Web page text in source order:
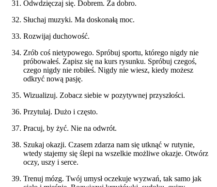
Odwdzięczaj się. Dobrem. Za dobro.
Słuchaj muzyki. Ma doskonałą moc.
Rozwijaj duchowość.
Zrób coś nietypowego. Spróbuj sportu, którego nigdy nie
próbowałeś. Zapisz się na kurs rysunku. Spróbuj czegoś,
czego nigdy nie robiłeś. Nigdy nie wiesz, kiedy możesz
odkryć nową pasję.
Wizualizuj. Zobacz siebie w pozytywnej przyszłości.
Przytulaj. Dużo i często.
Pracuj, by żyć. Nie na odwrót.
Szukaj okazji. Czasem zdarza nam się utknąć w rutynie,
wtedy stajemy się ślepi na wszelkie możliwe okazje. Otwórz
oczy, uszy i serce.
Trenuj mózg. Twój umysł oczekuje wyzwań, tak samo jak